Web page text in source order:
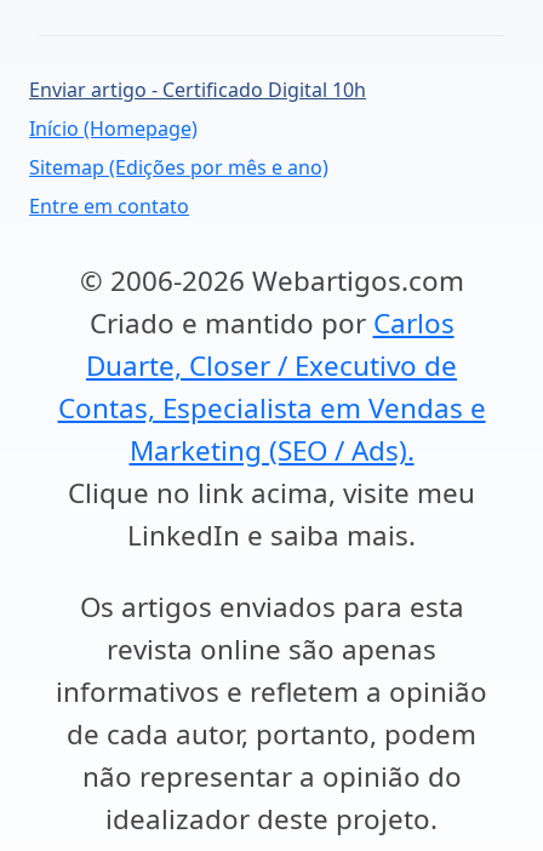
Enviar artigo - Certificado Digital 10h
Início (Homepage)
Sitemap (Edições por mês e ano)
Entre em contato
© 2006-2026 Webartigos.com
Criado e mantido por Carlos
Duarte, Closer / Executivo de
Contas, Especialista em Vendas e
Marketing (SEO / Ads).
Clique no link acima, visite meu
LinkedIn e saiba mais.
Os artigos enviados para esta
revista online são apenas
informativos e refletem a opinião
de cada autor, portanto, podem
não representar a opinião do
idealizador deste projeto.